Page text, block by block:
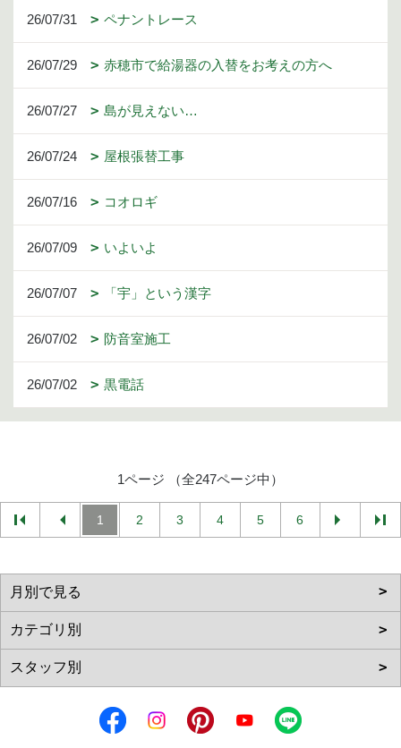
26/07/31 ペナントレース
26/07/29 赤穂市で給湯器の入替をお考えの方へ
26/07/27 島が見えない…
26/07/24 屋根張替工事
26/07/16 コオロギ
26/07/09 いよいよ
26/07/07 「宇」という漢字
26/07/02 防音室施工
26/07/02 黒電話
1ページ （全247ページ中）
1 2 3 4 5 6